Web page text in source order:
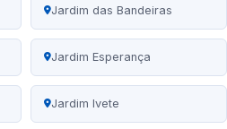
Jardim das Bandeiras
Jardim Esperança
Jardim Ivete